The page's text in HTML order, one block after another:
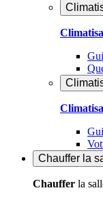
Chauffer la
Chauffer la